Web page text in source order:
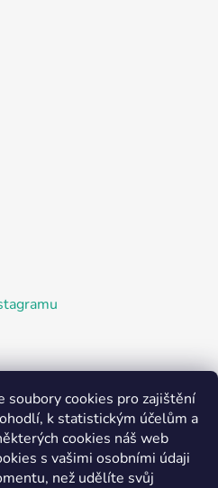
soubory cookies pro zajištění
k statistickým účelům a
cookies náš web
s vašimi osobními údaji
než udělíte svůj